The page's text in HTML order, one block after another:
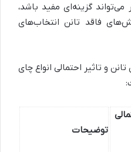
گزینه‌ای مفید باشد،
فاقد تانن انتخاب‌های
و تاثیر احتمالی انواع چای
توضیحات